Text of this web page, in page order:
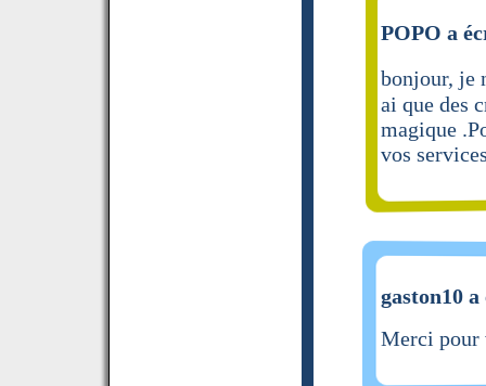
POPO a
bonjour, je
ai que des
magique
vos
gaston10
Merci pour